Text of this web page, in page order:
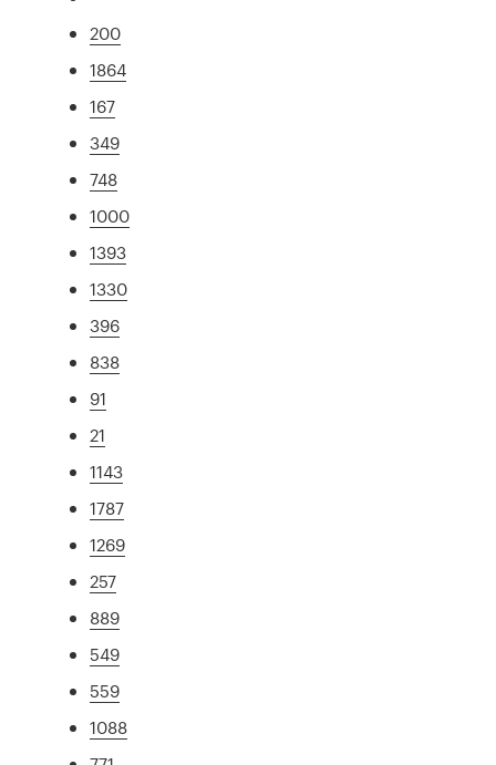
200
1864
167
349
748
1000
1393
1330
396
838
91
21
1143
1787
1269
257
889
549
559
1088